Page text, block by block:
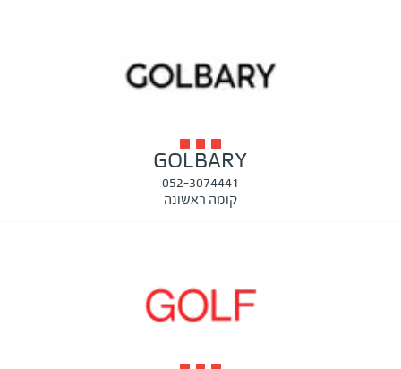
GOLBARY
052-3074441
קומה ראשונה